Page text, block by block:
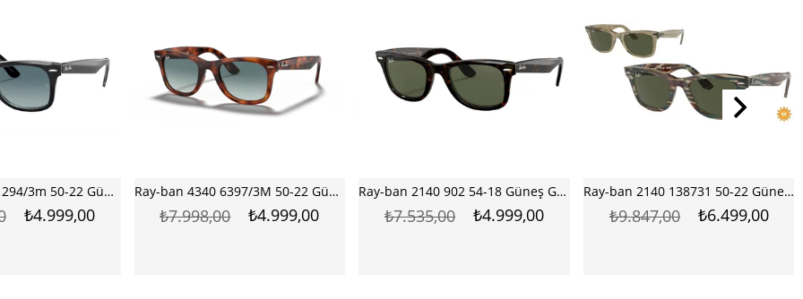
Ray-ban 4340 6397/3M 50-22 Güneş Gözlüğü
₺4.999,00
Ray-ban 2140 902 54-18 Güneş Gözlüğü
₺4.999,00
₺7.535,00
Ray-ban 2140 138731 50-22 Güneş Gözlüğü
₺6.499,00
₺9.847,00
Ray-ban 2140 1355R 50-22 Güneş Gözlüğü
₺4.999,00
₺7.535,00